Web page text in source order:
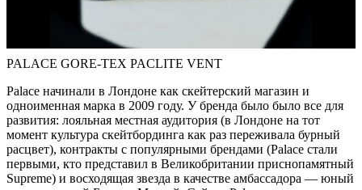
PALACE GORE-TEX PACLITE VENT
Palace начинали в Лондоне как скейтерский магазин и
одноименная марка в 2009 году. У бренда было было все для
развития: лояльная местная аудитория (в Лондоне на тот
момент культура скейтбординга как раз переживала бурный
расцвет), контракты с популярными брендами (Palace стали
первыми, кто представил в Великобритании приснопамятный
Supreme) и восходящая звезда в качестве амбассадора — юный